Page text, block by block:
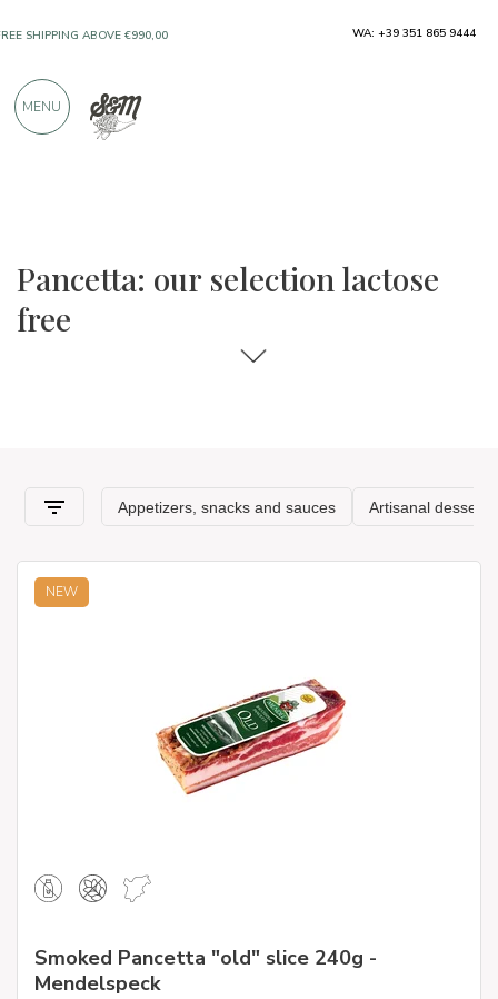
Pancetta: our selection lactose
free
NEW
Smoked Pancetta "old" slice 240g -
Mendelspeck
SHIPPING ABOVE €990,00
PRODUCTS FROM EXCELLENT
WA: +39 351 865 9444
MENU